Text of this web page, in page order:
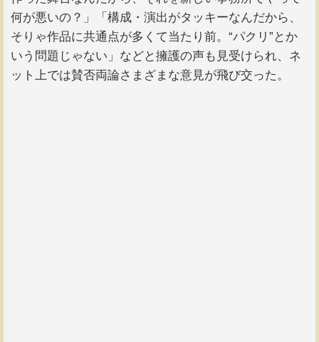
何が悪いの？」「構成・演出がタッキーなんだから、
そりゃ作品に共通点が多くて当たり前。“パクリ”とか
いう問題じゃない」などと擁護の声も見受けられ、ネ
ット上では賛否両論さまざまな意見が飛び交った。